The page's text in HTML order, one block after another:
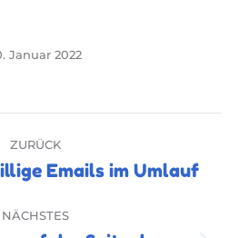
Januar 2022
ZURÜCK
Vorheriger
Emails im Umlauf
NÄCHSTES